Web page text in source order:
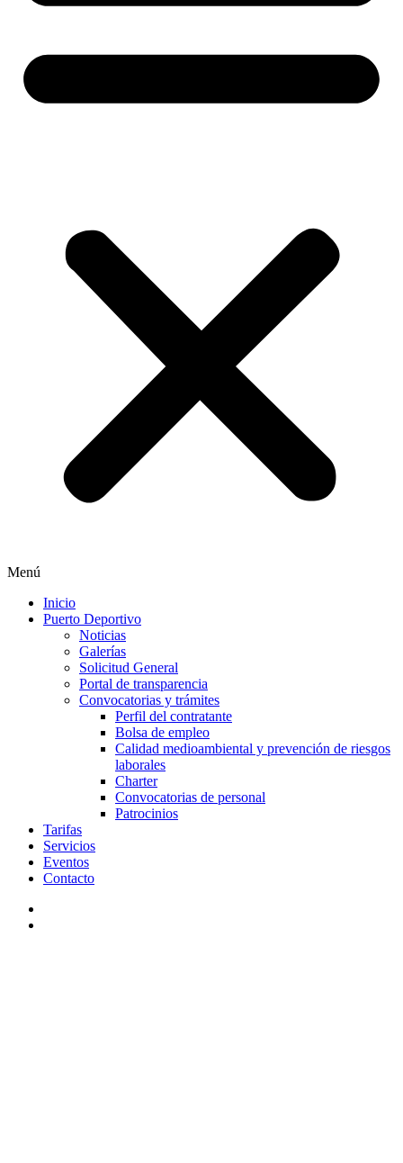
Menú
Inicio
Puerto Deportivo
Noticias
Galerías
Solicitud General
Portal de transparencia
Convocatorias y trámites
Perfil del contratante
Bolsa de empleo
Calidad medioambiental y prevención de riesgos
laborales
Charter
Convocatorias de personal
Patrocinios
Tarifas
Servicios
Eventos
Contacto